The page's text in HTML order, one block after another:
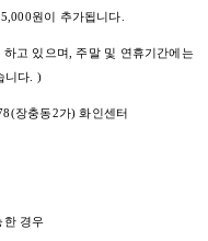
원이 추가됩니다.
고 있으며, 주말 및 연휴기간에는
니다. )
장충동2가) 화인센터
한 경우